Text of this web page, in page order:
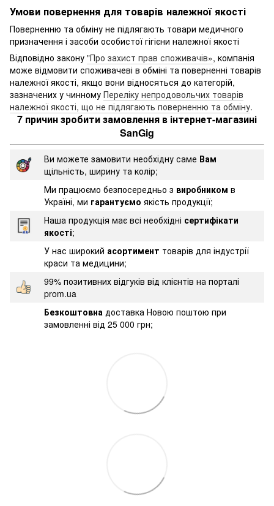
Умови повернення для товарів належної якості
Поверненню та обміну не підлягають товари медичного
призначення і засоби особистої гігієни належної якості
Відповідно закону "Про захист прав споживачів», компанія
може відмовити споживачеві в обміні та поверненні товарів
належної якості, якщо вони відносяться до категорій,
зазначених у чинному Переліку непродовольчих товарів
належної якості, що не підлягають поверненню та обміну.
7 причин зробити замовлення в інтернет-магазині
SanGig
Ви можете замовити необхідну саме Вам
щільність, ширину та колір;
Ми працюємо безпосередньо з виробником в
Україні, ми гарантуємо якість продукції;
Наша продукція має всі необхідні сертифікати
якості;
У нас широкий асортимент товарів для індустрії
краси та медицини;
99% позитивних відгуків від клієнтів на порталі
prom.ua
Безкоштовна доставка Новою поштою при
замовленні від 25 000 грн;